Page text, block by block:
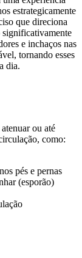
estrategicamente
que direciona
e inchaços nas
tornando esses
dia.
ou até
como:
pés e pernas
(esporão)